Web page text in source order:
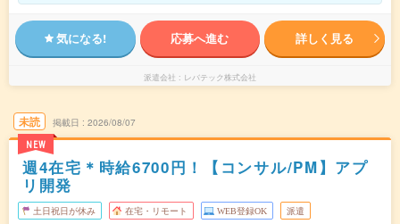
気になる! 応募へ進む 詳しく見る
派遣会社 レバテック株式会社
未読
NEW
掲載日 2026/08/07
週4在宅＊時給6700円！【コンサル/PM】アプ
リ開発
土日祝日が休み 在宅・リモート WEB登録OK 派遣